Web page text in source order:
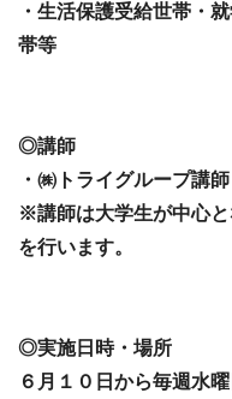
・生活保護受給世帯・
帯等
◎講師
・㈱トライグループ講師
※講師は大学生が中心
を行います。
◎実施日時・場所
６月１０日から毎週水